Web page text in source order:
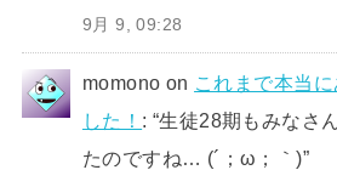
9月 9, 09:28
momono on これまで本当
した！ : “生徒28期もみなさ
たのですね… (´；ω；｀)”